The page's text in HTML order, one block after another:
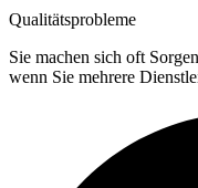
Qualitätsprobleme
Sie machen sich oft
wenn Sie mehrere